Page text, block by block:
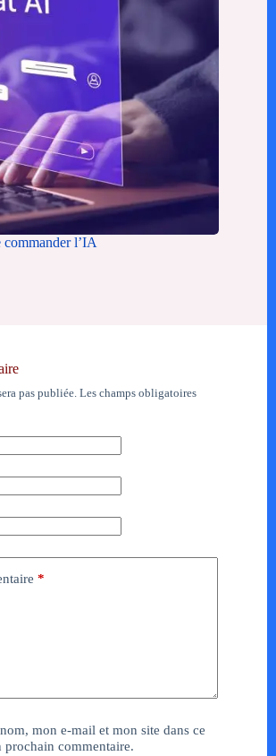
commander l’IA
pas publiée. Les champs obligatoires
*
mon e-mail et mon site dans ce
commentaire.